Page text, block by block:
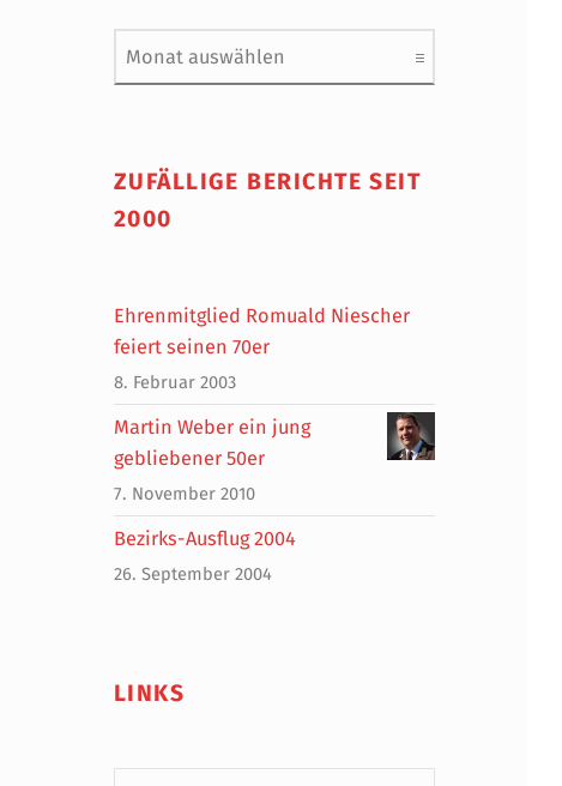
Archiv
ZUFÄLLIGE BERICHTE SEIT
2000
Ehrenmitglied Romuald Niescher
feiert seinen 70er
8. Februar 2003
Martin Weber ein jung
gebliebener 50er
7. November 2010
Bezirks-Ausflug 2004
26. September 2004
LINKS